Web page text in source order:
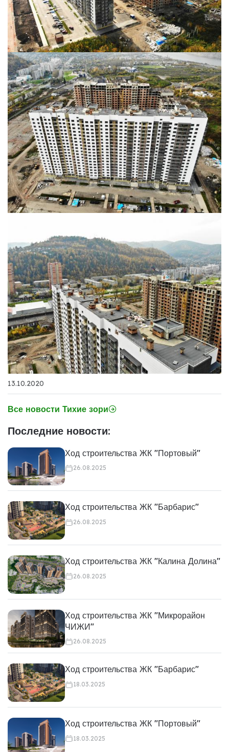
13.10.2020
Все новости Тихие зори
Последние новости:
Ход строительства ЖК "Портовый"
26.08.2025
Ход строительства ЖК "Барбарис"
26.08.2025
Ход строительства ЖК "Калина Долина"
26.08.2025
Ход строительства ЖК "Микрорайон
ЧИЖИ"
26.08.2025
Ход строительства ЖК "Барбарис"
18.03.2025
Ход строительства ЖК "Портовый"
18.03.2025